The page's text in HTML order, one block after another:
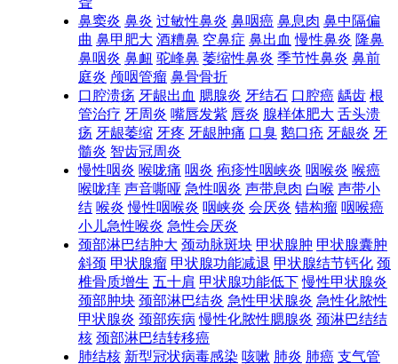
鼻窦炎 鼻炎 过敏性鼻炎 鼻咽癌 鼻息肉 鼻中隔偏
曲 鼻甲肥大 酒糟鼻 空鼻症 鼻出血 慢性鼻炎 隆鼻
鼻咽炎 鼻衄 驼峰鼻 萎缩性鼻炎 季节性鼻炎 鼻前
庭炎 颅咽管瘤 鼻骨骨折
口腔溃疡 牙龈出血 腮腺炎 牙结石 口腔癌 龋齿 根
管治疗 牙周炎 嘴唇发紫 唇炎 腺样体肥大 舌头溃
疡 牙龈萎缩 牙疼 牙龈肿痛 口臭 鹅口疮 牙龈炎 牙
髓炎 智齿冠周炎
慢性咽炎 喉咙痛 咽炎 疱疹性咽峡炎 咽喉炎 喉癌
喉咙痒 声音嘶哑 急性咽炎 声带息肉 白喉 声带小
结 喉炎 慢性咽喉炎 咽峡炎 会厌炎 错构瘤 咽喉癌
小儿急性喉炎 急性会厌炎
颈部淋巴结肿大 颈动脉斑块 甲状腺肿 甲状腺囊肿
斜颈 甲状腺瘤 甲状腺功能减退 甲状腺结节钙化 颈
椎骨质增生 五十肩 甲状腺功能低下 慢性甲状腺炎
颈部肿块 颈部淋巴结炎 急性甲状腺炎 急性化脓性
甲状腺炎 颈部疾病 慢性化脓性腮腺炎 颈淋巴结结
核 颈部淋巴结转移癌
肺结核 新型冠状病毒感染 咳嗽 肺炎 肺癌 支气管